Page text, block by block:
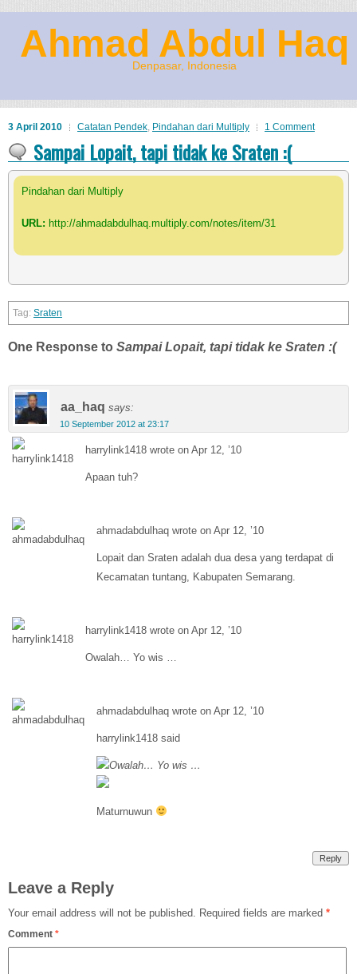
Ahmad Abdul Haq
Denpasar, Indonesia
3 April 2010 Catatan Pendek, Pindahan dari Multiply 1 Comment
Sampai Lopait, tapi tidak ke Sraten :(
Pindahan dari Multiply
URL: http://ahmadabdulhaq.multiply.com/notes/item/31
Sraten
One Response to Sampai Lopait, tapi tidak ke Sraten :(
aa_haq says:
10 September 2012 at 23:17
harrylink1418 wrote on Apr 12, ’10
Apaan tuh?
ahmadabdulhaq wrote on Apr 12, ’10
Lopait dan Sraten adalah dua desa yang terdapat di
Kecamatan tuntang, Kabupaten Semarang.
harrylink1418 wrote on Apr 12, ’10
Owalah… Yo wis …
ahmadabdulhaq wrote on Apr 12, ’10
harrylink1418 said
Owalah… Yo wis …
Maturnuwun
Reply
Leave a Reply
Your email address will not be published. Required fields are marked *
Comment *